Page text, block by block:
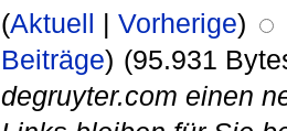
(Aktuell | Vorherige)
Beiträge) (95.931
degruyter.com einen